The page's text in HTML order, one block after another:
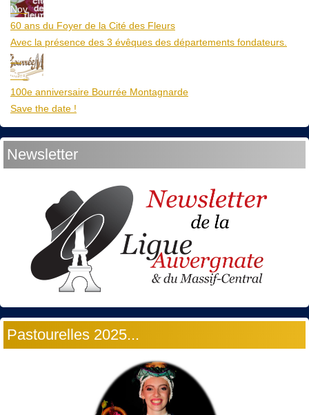
Nov
60 ans du Foyer de la Cité des Fleurs
Avec la présence des 3 évêques des départements fondateurs.
20
Mar
100e anniversaire Bourrée Montagnarde
Save the date !
Newsletter
Pastourelles 2025...